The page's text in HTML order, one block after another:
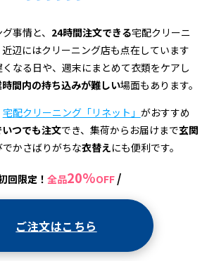
事情と、 24時間注文できる宅配クリーニ
辺にはクリーニング店も点在しています
なる日や、週末にまとめて衣類をケアし
時間内の持ち込みが難しい場面もあります。
宅配クリーニング「リネット」 がおすすめ
つでも注文でき、集荷からお届けまで玄関
かさばりがちな衣替えにも便利です。
回限定！ 全品20%OFF /
ご注文はこちら